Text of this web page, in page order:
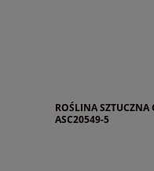
ROŚLINA SZTUCZNA
ASC20549-5